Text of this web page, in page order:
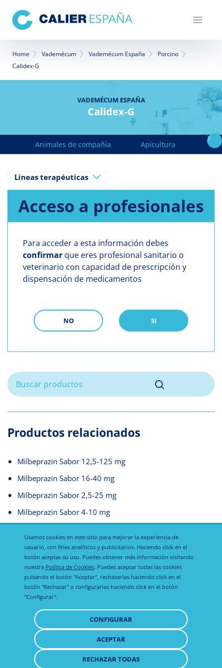
contenido
principal
Sobrescribir
enlaces
navegación
Home Vademécum Vademécum España
Porcino
Calidex-G
VADEMÉCUM ESPAÑA
Calidex-G
Animales de compañía Apicultura
Líneas terapéuticas
Acceso a profesionales
Para acceder a esta información debes
confirmar que eres profesional sanitario o
veterinario con capacidad de prescripción y
dispensación de medicamentos
NO SI
Productos relacionados
Milbeprazin Sabor 12,5-125 mg
Milbeprazin Sabor 16-40 mg
Milbeprazin Sabor 2,5-25 mg
Milbeprazin Sabor 4-10 mg
Aviso legal
Política de
privacidad
Política de
© 2021 Todos los derechos reservados
Usamos cookies en este sitio para mejorar la experiencia de
usuario, con fines analíticos y publicitarios. Haciendo click en el
botón aceptas su uso. Puedes obtener más información visitando
nuestra Política de Cookies. Puedes aceptar todas las cookies
pulsando el botón "Aceptar", rechazarlas haciendo click en el
botón "Rechazar" o configurarlas haciendo click en el botón
"Configurar".
CONFIGURAR
ACEPTAR
CONSENTIMIENTO
RECHAZAR TODAS